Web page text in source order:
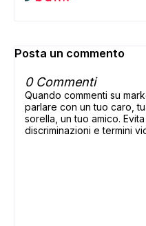
Posta un commento
0 Commenti
Quando commenti su
parlare con un tuo caro,
sorella, un tuo amico.
discriminazioni e termini